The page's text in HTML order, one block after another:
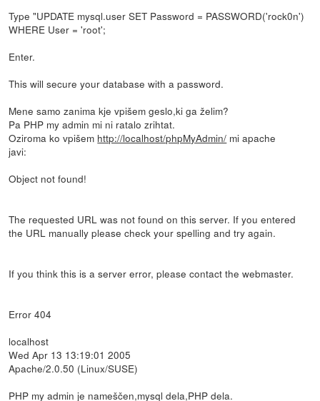
Type "UPDATE mysql.user SET Password = PASSWORD('rock0n')
WHERE User = 'root';
Enter.
This will secure your database with a password.
Mene samo zanima kje vpišem geslo,ki ga želim?
Pa PHP my admin mi ni ratalo zrihtat.
Oziroma ko vpišem http://localhost/phpMyAdmin/ mi apache
javi:
Object not found!
The requested URL was not found on this server. If you entered
the URL manually please check your spelling and try again.
If you think this is a server error, please contact the webmaster.
Error 404
localhost
Wed Apr 13 13:19:01 2005
Apache/2.0.50 (Linux/SUSE)
PHP my admin je nameščen,mysql dela,PHP dela.